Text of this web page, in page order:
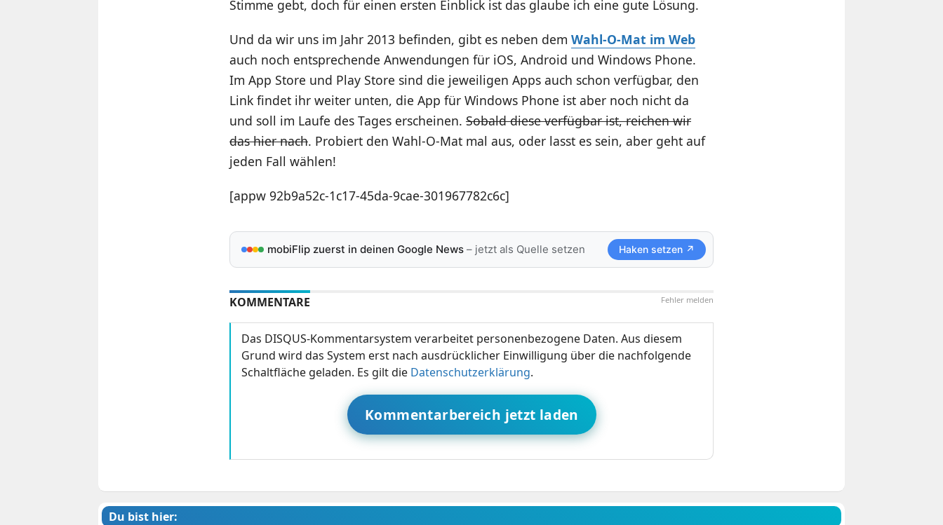
Stimme gebt, doch für einen ersten Einblick ist das glaube ich eine gute Lösung.
Und da wir uns im Jahr 2013 befinden, gibt es neben dem Wahl-O-Mat im Web
auch noch entsprechende Anwendungen für iOS, Android und Windows Phone.
Im App Store und Play Store sind die jeweiligen Apps auch schon verfügbar, den
Link findet ihr weiter unten, die App für Windows Phone ist aber noch nicht da
und soll im Laufe des Tages erscheinen. Sobald diese verfügbar ist, reichen wir
das hier nach. Probiert den Wahl-O-Mat mal aus, oder lasst es sein, aber geht auf
jeden Fall wählen!
[appw 92b9a52c-1c17-45da-9cae-301967782c6c]
mobiFlip zuerst in deinen Google News– jetzt als Quelle setzen Haken setzen ↗
Fehler melden
KOMMENTARE
Das DISQUS-Kommentarsystem verarbeitet personenbezogene Daten. Aus diesem
Grund wird das System erst nach ausdrücklicher Einwilligung über die nachfolgende
Schaltfläche geladen. Es gilt die Datenschutzerklärung.
Kommentarbereich jetzt laden
Du bist hier: